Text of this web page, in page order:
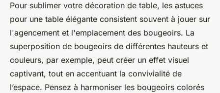
Pour sublimer votre décoration de table, les astuces
pour une table élégante consistent souvent à jouer sur
l'agencement et l'emplacement des bougeoirs. La
superposition de bougeoirs de différentes hauteurs et
couleurs, par exemple, peut créer un effet visuel
captivant, tout en accentuant la convivialité de
l’espace. Pensez à harmoniser les bougeoirs colorés